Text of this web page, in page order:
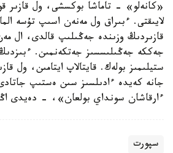
«كانەلو» - تاماشا بوكسشى، ول قازىر
لايىقتى. ءبىراق ول مەنەن اسىپ تۇسە
قازىردىڭ وزىندە جەڭىلىپ قالدى، ال
جەككە جەڭىلىسسىز جەتكەنمىن.
ستيلىمىز بولەك. قايتالاپ ايتامىن، ول
جانە كەيدە ءادىلسىز سىن ەستىپ
ءارقاشان سونداي بولعان»، - دەيدى
سپورت